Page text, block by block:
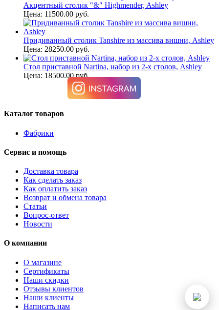
Акцентный столик "&" Highmender, Ashley
Цена: 11500.00 руб.
Придиванный столик Tanshire из массива вишни, Ashley
Цена: 28250.00 руб.
Стол приставной Nartina, набор из 2-х столов, Ashley
Цена: 18500.00 руб.
Каталог товаров
Фабрики
Сервис и помощь
Доставка товара
Как сделать заказ
Как оплатить заказ
Возврат и обмена товара
Статьи
Вопрос-ответ
Новости
О компании
О магазине
Сертификаты
Наши скидки
Отзывы клиентов
Наши клиенты
Написать нам